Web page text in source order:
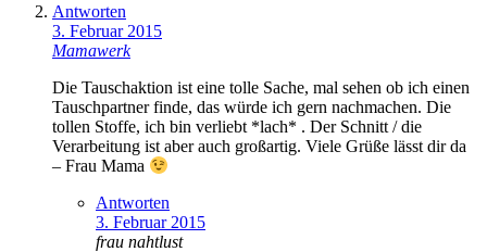
Antworten
3. Februar 2015
Mamawerk
Die Tauschaktion ist eine tolle Sache, mal sehen ob ich einen
Tauschpartner finde, das würde ich gern nachmachen. Die
tollen Stoffe, ich bin verliebt *lach* . Der Schnitt / die
Verarbeitung ist aber auch großartig. Viele Grüße lässt dir da
– Frau Mama
Antworten
3. Februar 2015
frau nahtlust